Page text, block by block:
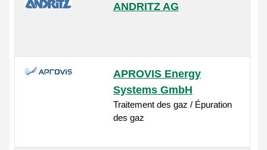
ANDRITZ AG
APROVIS Energy
Systems GmbH
Traitement des gaz / Épuration
des gaz